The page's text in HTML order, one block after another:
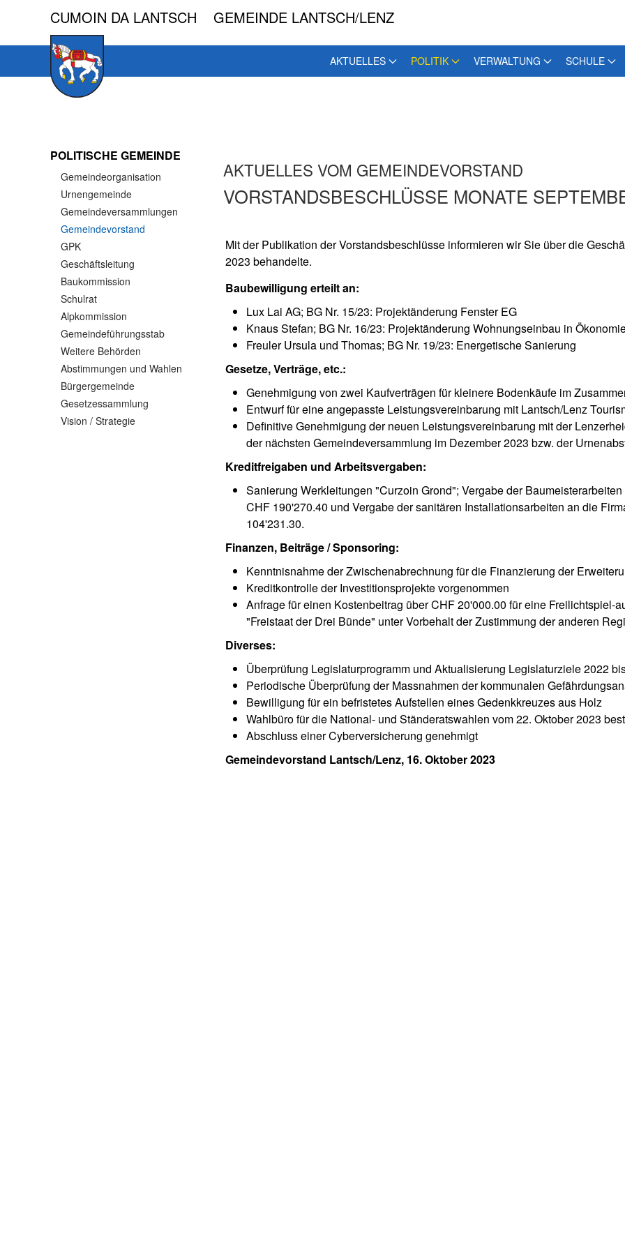
Skip to main content
CUMOIN DA LANTSCH GEMEINDE LANTSCH/LENZ
AKTUELLES POLITIK VERWALTUNG SCHULE
AKTUELLES VOM GEMEINDEVORSTAND
VORSTANDSBESCHLÜSSE MONATE
Mit der Publikation der Vorstandsbeschlüsse informieren wir Sie über die
2023 behandelte.
Baubewilligung erteilt an:
Lux Lai AG; BG Nr. 15/23: Projektänderung Fenster EG
Knaus Stefan; BG Nr. 16/23: Projektänderung Wohnungseinbau in
Freuler Ursula und Thomas; BG Nr. 19/23: Energetische Sanierung
Gesetze, Verträge, etc.:
Genehmigung von zwei Kaufverträgen für kleinere Bodenkäufe im
Entwurf für eine angepasste Leistungsvereinbarung mit Lantsch/Lenz
Definitive Genehmigung der neuen Leistungsvereinbarung mit der
der nächsten Gemeindeversammlung im Dezember 2023 bzw. der
Kreditfreigaben und Arbeitsvergaben:
Sanierung Werkleitungen "Curzoin Grond"; Vergabe der
CHF 190'270.40 und Vergabe der sanitären Installationsarbeiten an die
104'231.30.
Finanzen, Beiträge / Sponsoring:
Kenntnisnahme der Zwischenabrechnung für die Finanzierung der
Kreditkontrolle der Investitionsprojekte vorgenommen
Anfrage für einen Kostenbeitrag über CHF 20'000.00 für eine Freilichtspiel-
"Freistaat der Drei Bünde" unter Vorbehalt der Zustimmung der anderen
Diverses:
Überprüfung Legislaturprogramm und Aktualisierung Legislaturziele 2022
Periodische Überprüfung der Massnahmen der kommunalen
Bewilligung für ein befristetes Aufstellen eines Gedenkkreuzes aus Holz
Wahlbüro für die National- und Ständeratswahlen vom 22. Oktober 2023
Abschluss einer Cyberversicherung genehmigt
Gemeindevorstand Lantsch/Lenz, 16. Oktober 2023
POLITISCHE GEMEINDE
Gemeindeorganisation
Urnengemeinde
Gemeindeversammlungen
Gemeindevorstand
GPK
Geschäftsleitung
Baukommission
Schulrat
Alpkommission
Gemeindeführungsstab
Weitere Behörden
Abstimmungen und Wahlen
Bürgergemeinde
Gesetzessammlung
Vision / Strategie